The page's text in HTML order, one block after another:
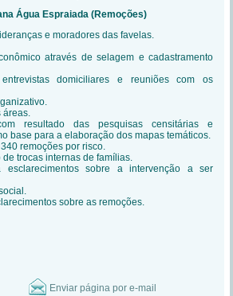
Água Espraiada (Remoções)
e moradores das favelas.
através de selagem e cadastramento
domiciliares e reuniões com os
áreas.
resultado das pesquisas censitárias e
base para a elaboração dos mapas temáticos.
remoções por risco.
trocas internas de famílias.
sobre a intervenção a ser
sobre as remoções.
Enviar página por e-mail